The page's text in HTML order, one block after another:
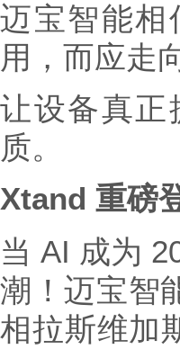
迈宝智能相
用，而应
让设备真正
质。
Xtand 重磅
当 AI 成为
潮！迈宝智
相拉斯维加